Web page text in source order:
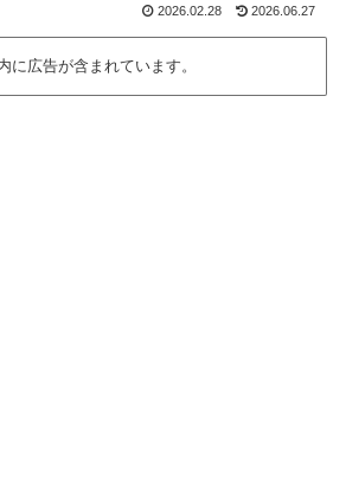
2026.02.28 2026.06.27
に広告が含まれています。